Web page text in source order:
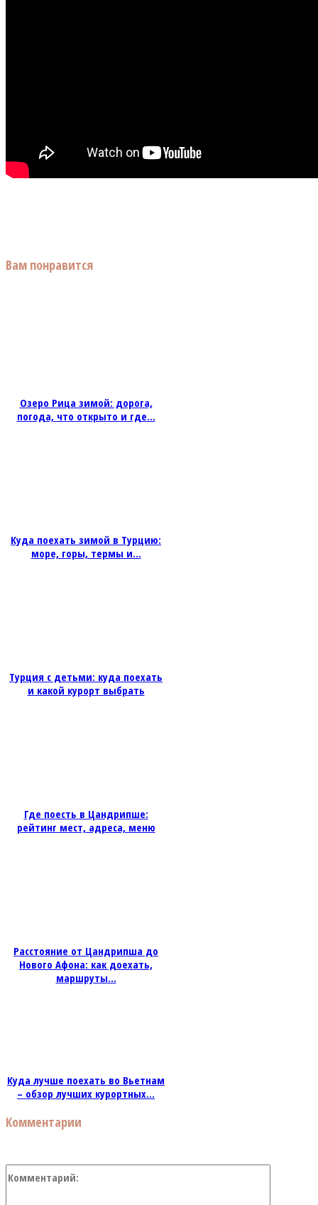
Вам понравится
Озеро Рица зимой: дорога,
погода, что открыто и где...
Куда поехать зимой в Турцию:
море, горы, термы и...
Турция с детьми: куда поехать
и какой курорт выбрать
Где поесть в Цандрипше:
рейтинг мест, адреса, меню
Расстояние от Цандрипша до
Нового Афона: как доехать,
маршруты...
Куда лучше поехать во Вьетнам
– обзор лучших курортных...
Комментарии